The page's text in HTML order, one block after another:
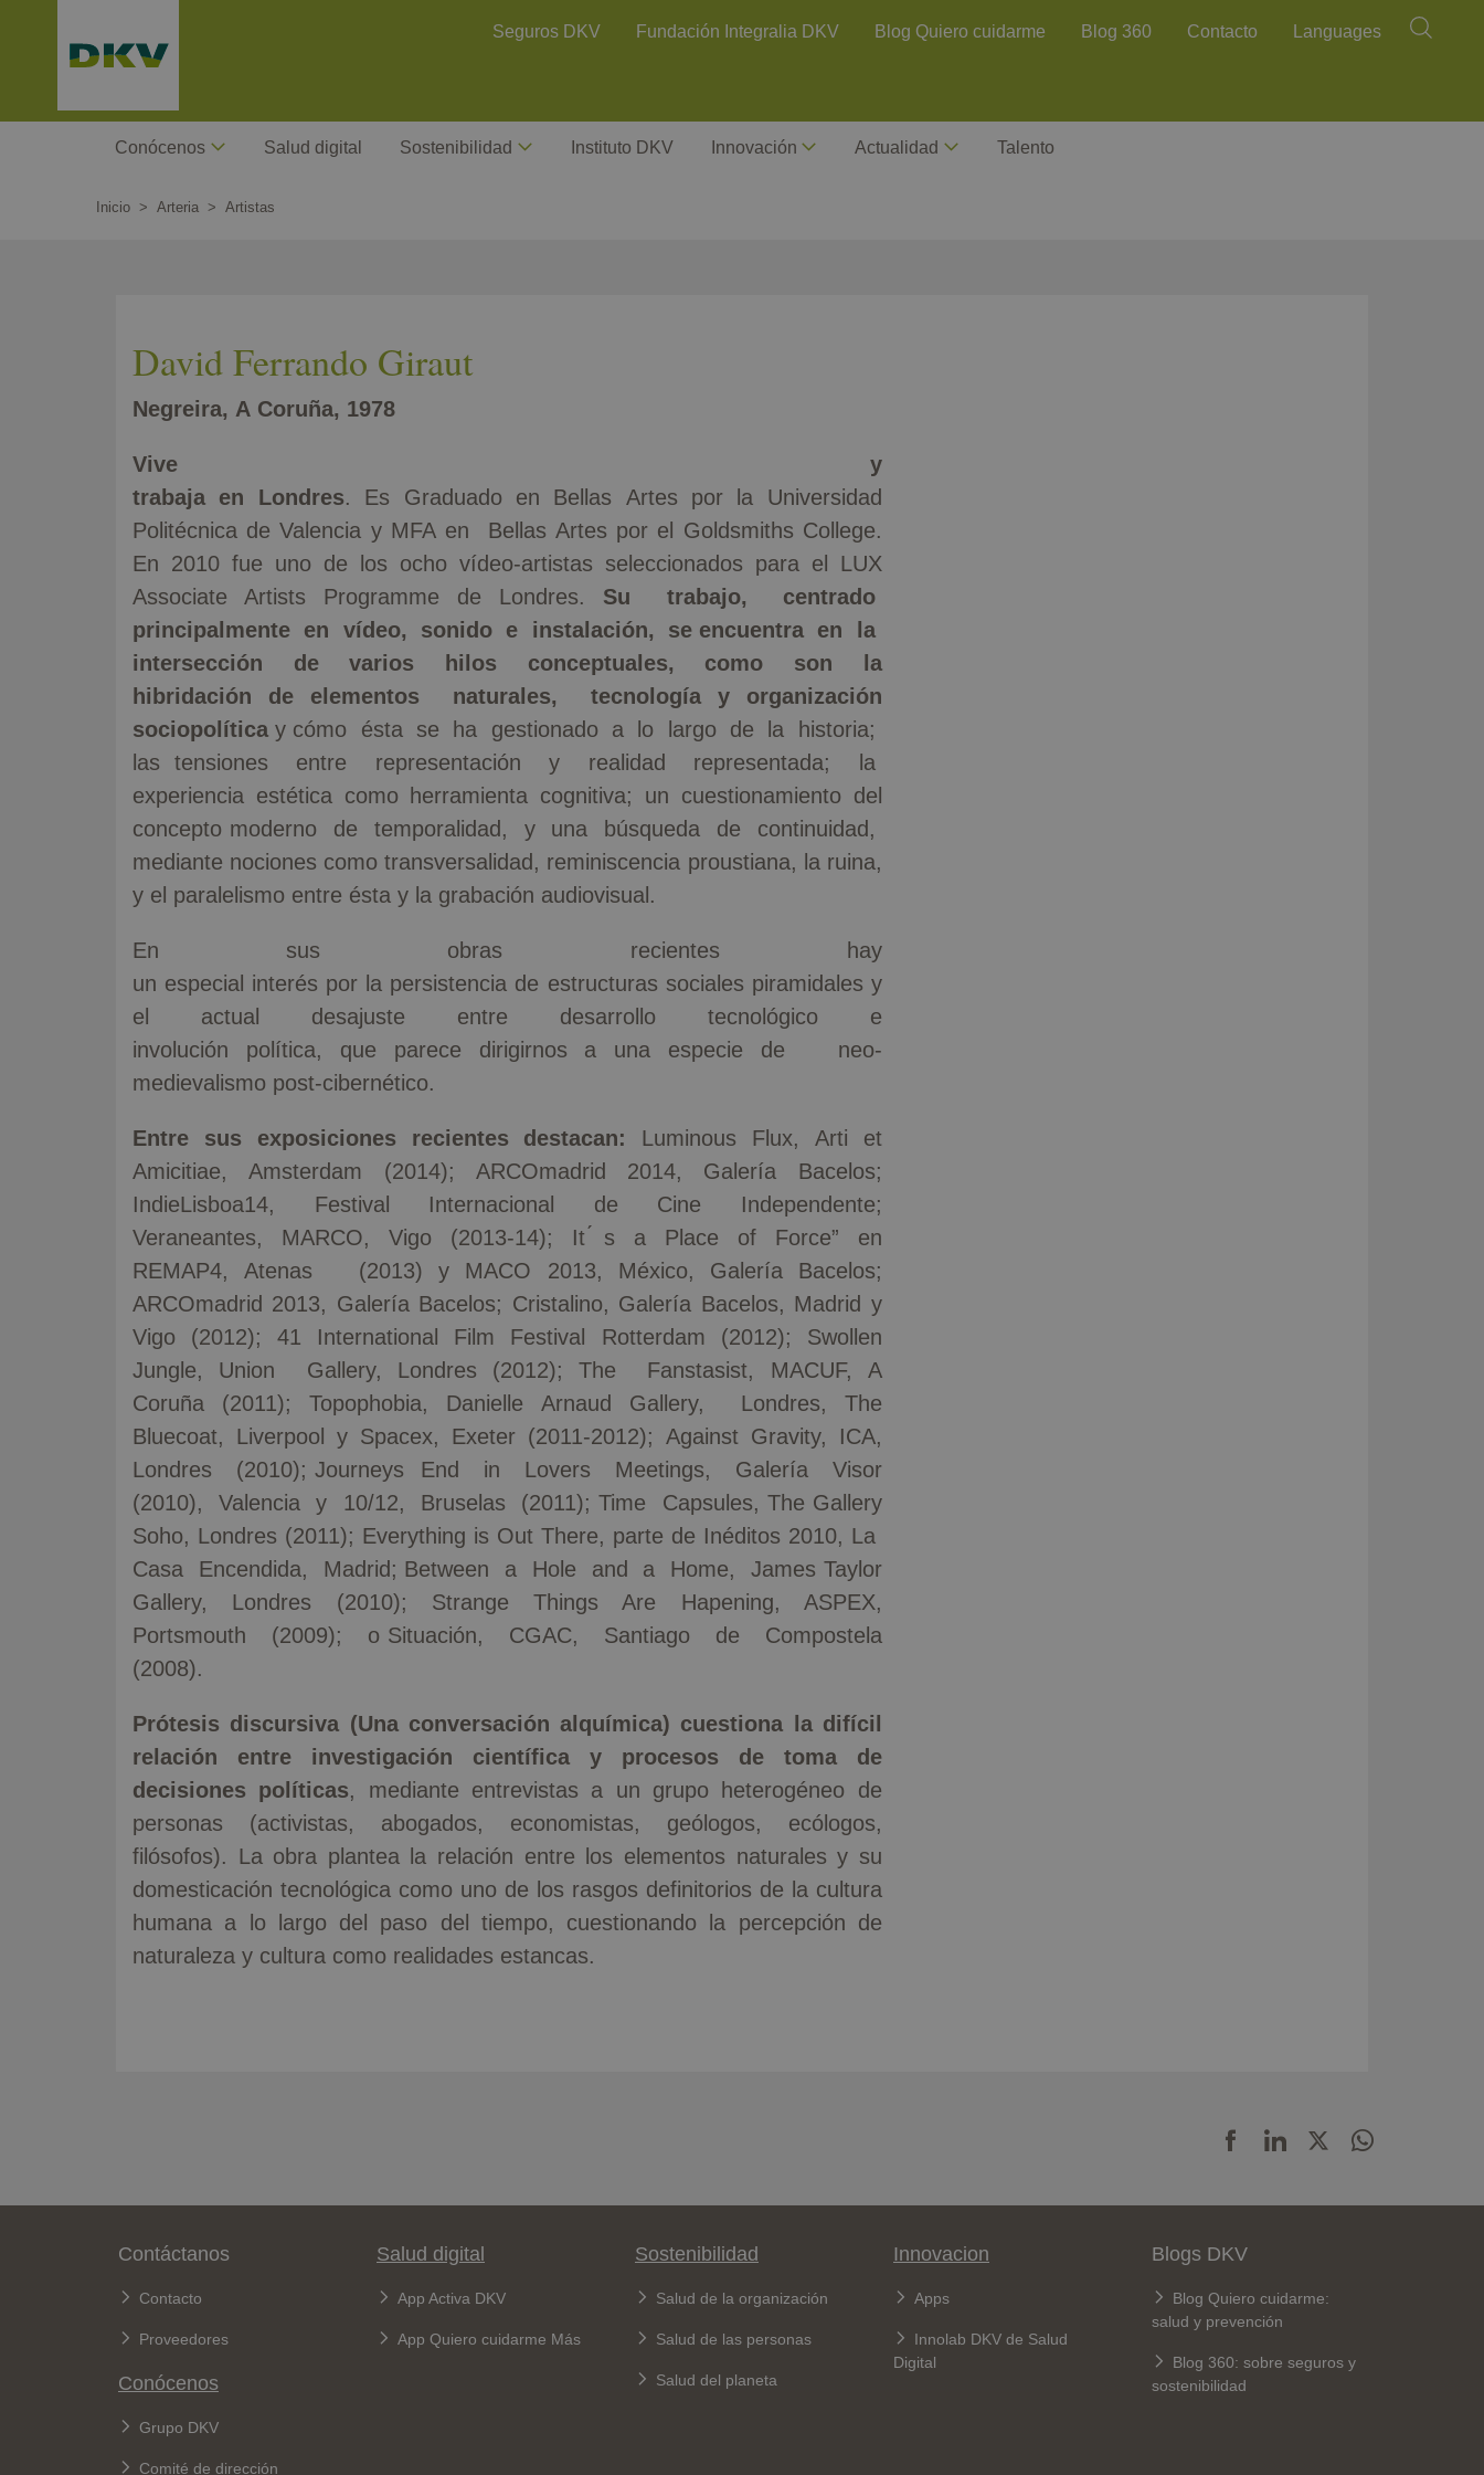
contenido
Contact Header
Seguros DKV Fundación Integralia DKV Blog Quiero cuidarme Blog 360 Contacto Languages Buscar
Megamenu
Conócenos Salud digital Sostenibilidad Instituto DKV Innovación Actualidad Talento
Inicio Arteria Artistas
David Ferrando Giraut
Negreira, A Coruña, 1978
Vive y
trabaja en Londres. Es Graduado en Bellas Artes por la Universidad
Politécnica de Valencia y MFA en Bellas Artes por el Goldsmiths College.
En 2010 fue uno de los ocho vídeo-artistas seleccionados para el LUX
Associate Artists Programme de Londres. Su trabajo, centrado
principalmente en vídeo, sonido e instalación, se encuentra en la
intersección de varios hilos conceptuales, como son la
hibridación de elementos naturales, tecnología y organización
sociopolítica y cómo ésta se ha gestionado a lo largo de la historia;
las tensiones entre representación y realidad representada; la
experiencia estética como herramienta cognitiva; un cuestionamiento del
concepto moderno de temporalidad, y una búsqueda de continuidad,
mediante nociones como transversalidad, reminiscencia proustiana, la ruina,
y el paralelismo entre ésta y la grabación audiovisual.
En sus obras recientes hay
un especial interés por la persistencia de estructuras sociales piramidales y
el actual desajuste entre desarrollo tecnológico e
involución política, que parece dirigirnos a una especie de neo-
medievalismo post-cibernético.
Entre sus exposiciones recientes destacan:
Luminous Flux, Arti et
Amicitiae, Amsterdam (2014); ARCOmadrid 2014, Galería Bacelos;
IndieLisboa14, Festival Internacional de Cine Independente;
Veraneantes, MARCO, Vigo (2013-14); It ́s a Place of Force” en
REMAP4, Atenas (2013) y MACO 2013, México, Galería Bacelos;
ARCOmadrid 2013, Galería Bacelos; Cristalino, Galería Bacelos, Madrid y
Vigo (2012); 41 International Film Festival Rotterdam (2012); Swollen
Jungle, Union Gallery, Londres (2012); The Fanstasist, MACUF, A
Coruña (2011); Topophobia, Danielle Arnaud Gallery, Londres, The
Bluecoat, Liverpool y Spacex, Exeter (2011-2012); Against Gravity, ICA,
Londres (2010); Journeys End in Lovers Meetings, Galería Visor
(2010), Valencia y 10/12, Bruselas (2011); Time Capsules, The Gallery
Soho, Londres (2011); Everything is Out There, parte de Inéditos 2010, La
Casa Encendida, Madrid; Between a Hole and a Home, James Taylor
Gallery, Londres (2010); Strange Things Are Hapening, ASPEX,
Portsmouth (2009); o Situación, CGAC, Santiago de Compostela
(2008).
Prótesis discursiva (Una conversación alquímica) cuestiona la difícil
relación entre investigación científica y procesos de toma de
decisiones políticas, mediante entrevistas a un grupo heterogéneo de
personas (activistas, abogados, economistas, geólogos, ecólogos,
filósofos). La obra plantea la relación entre los elementos naturales y su
domesticación tecnológica como uno de los rasgos definitorios de la cultura
humana a lo largo del paso del tiempo, cuestionando la percepción de
naturaleza y cultura como realidades estancas.
Pie de página
Contáctanos
Contacto
Proveedores
Conócenos
Grupo DKV
Comité de dirección
Salud digital
App Activa DKV
App Quiero cuidarme Más
Sostenibilidad
Salud de la organización
Salud de las personas
Salud del planeta
Innovacion
Apps
Innolab DKV de Salud
Digital
Blogs DKV
Blog Quiero cuidarme:
salud y prevención
Blog 360: sobre seguros y
sostenibilidad